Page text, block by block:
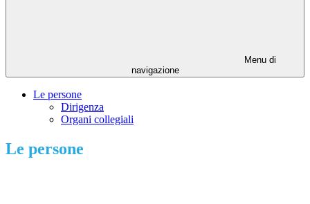
Menu di
navigazione
Le persone
Dirigenza
Organi collegiali
Le persone